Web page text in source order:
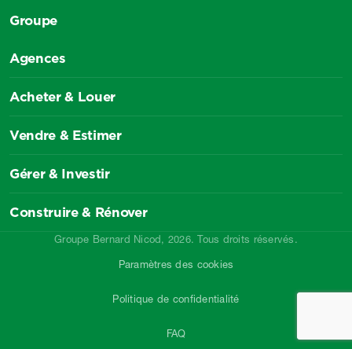
Groupe
Agences
Acheter & Louer
Vendre & Estimer
Gérer & Investir
Construire & Rénover
Groupe Bernard Nicod, 2026. Tous droits réservés.
Paramètres des cookies
Politique de confidentialité
FAQ